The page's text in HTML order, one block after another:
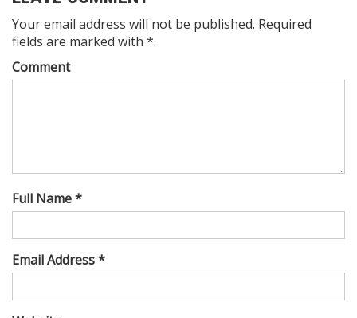
Your email address will not be published. Required
fields are marked with *.
Comment
Full Name *
Email Address *